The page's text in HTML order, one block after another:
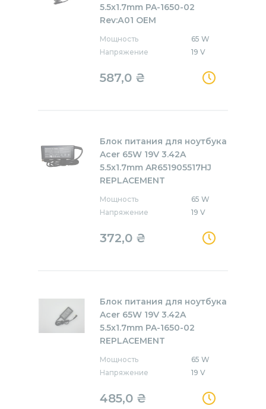
5.5x1.7mm PA-1650-02
Rev:А01 OEM
Мощность
65 W
Напряжение
19 V
587,0 ₴
Блок питания для ноутбука
Acer 65W 19V 3.42A
5.5x1.7mm AR651905517HJ
REPLACEMENT
Мощность
65 W
Напряжение
19 V
372,0 ₴
Блок питания для ноутбука
Acer 65W 19V 3.42A
5.5x1.7mm PA-1650-02
REPLACEMENT
Мощность
65 W
Напряжение
19 V
485,0 ₴